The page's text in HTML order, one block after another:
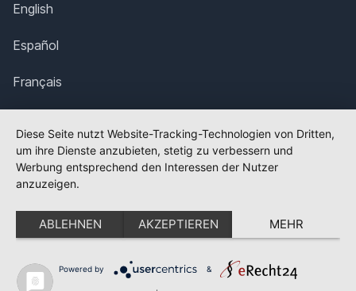
English
Español
Français
Polska
Português
Nederlands
Svenska
Diese Seite nutzt Website-Tracking-Technologien von Dritten,
um ihre Dienste anzubieten, stetig zu verbessern und
Werbung entsprechend den Interessen der Nutzer
anzuzeigen.
ABLEHNEN AKZEPTIEREN MEHR
Powered by &